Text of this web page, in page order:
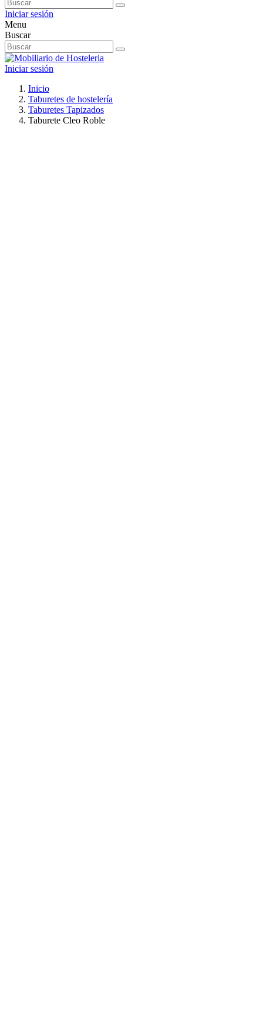
Iniciar sesión
Menu
Buscar
Iniciar sesión
Inicio
Taburetes de hostelería
Taburetes Tapizados
Taburete Cleo Roble